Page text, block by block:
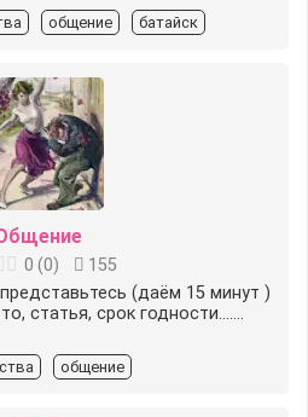
общение батайск
0 (0)
155
(даём 15 минут )
статья, срок годности.......
общение